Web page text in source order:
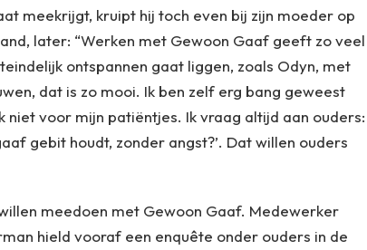
meekrijgt, kruipt hij toch even bij zijn moeder op
later: “Werken met Gewoon Gaaf geeft zo veel
ontspannen gaat liggen, zoals Odyn, met
dat is zo mooi. Ik ben zelf erg bang geweest
voor mijn patiëntjes. Ik vraag altijd aan ouders:
gebit houdt, zonder angst?’. Dat willen ouders
meedoen met Gewoon Gaaf. Medewerker
hield vooraf een enquête onder ouders in de